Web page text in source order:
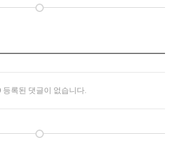
등록된 댓글이 없습니다.